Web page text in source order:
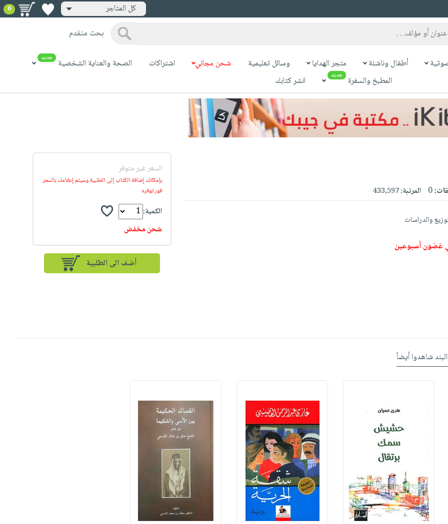
كل المتاجر 0
بحث متقدم
أطفال وناشئة متجر الهدايا وسائل تعليمية شحن مجاني اشتراكات الصحة والعناية الشخصية جديد
المطبخ والسفرة جديد انشر كتابك
0 المرتبة:433,597
والدراسات
غضون أسبوعين
السعر غير متوفر
بإمكانك إضافة الكتاب إلى الطلبية وسيتم إعلامك بالسعر
فور توفره
الكمية:
شحن مخفض
أضف الى الطلبية
شاهدوا أيضاً